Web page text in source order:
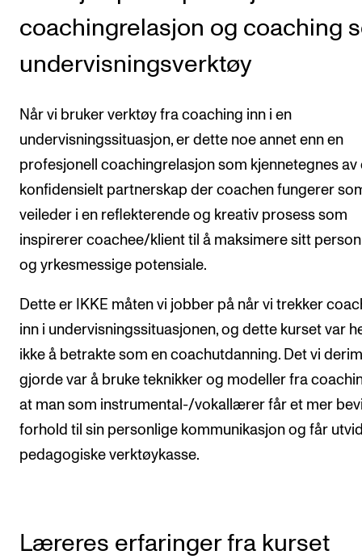
coachingrelasjon og coaching
undervisningsverktøy
Når vi bruker verktøy fra coaching inn i en
undervisningssituasjon, er dette noe annet enn en
profesjonell coachingrelasjon som kjennetegnes av
konfidensielt partnerskap der coachen fungerer
veileder i en reflekterende og kreativ prosess som
inspirerer coachee/klient til å maksimere sitt
og yrkesmessige potensiale.
Dette er IKKE måten vi jobber på når vi trekker
inn i undervisningssituasjonen, og dette kurset var
ikke å betrakte som en coachutdanning. Det vi
gjorde var å bruke teknikker og modeller fra
at man som instrumental-/vokallærer får et mer
forhold til sin personlige kommunikasjon og får
pedagogiske verktøykasse.
Læreres erfaringer fra kurset